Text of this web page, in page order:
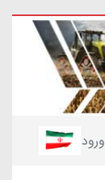
ورود